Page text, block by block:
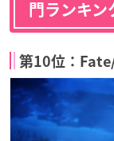
門ランキン
第10位：